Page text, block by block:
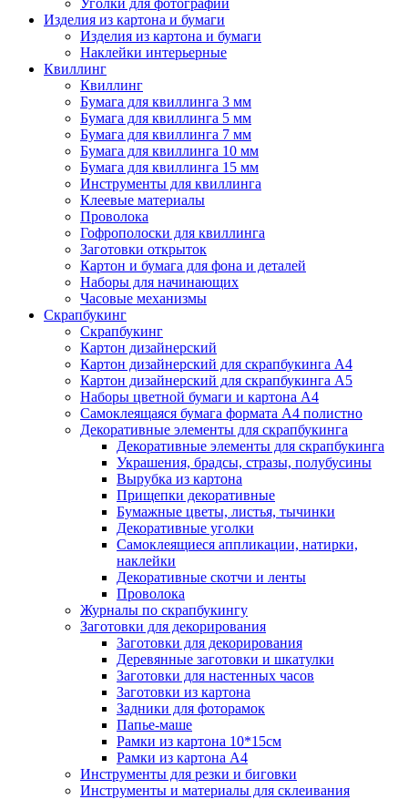
Уголки для фотографий
Изделия из картона и бумаги
Изделия из картона и бумаги
Наклейки интерьерные
Квиллинг
Квиллинг
Бумага для квиллинга 3 мм
Бумага для квиллинга 5 мм
Бумага для квиллинга 7 мм
Бумага для квиллинга 10 мм
Бумага для квиллинга 15 мм
Инструменты для квиллинга
Клеевые материалы
Проволока
Гофрополоски для квиллинга
Заготовки открыток
Картон и бумага для фона и деталей
Наборы для начинающих
Часовые механизмы
Скрапбукинг
Скрапбукинг
Картон дизайнерский
Картон дизайнерский для скрапбукинга А4
Картон дизайнерский для скрапбукинга А5
Наборы цветной бумаги и картона А4
Самоклеящаяся бумага формата А4 полистно
Декоративные элементы для скрапбукинга
Декоративные элементы для скрапбукинга
Украшения, брадсы, стразы, полубусины
Вырубка из картона
Прищепки декоративные
Бумажные цветы, листья, тычинки
Декоративные уголки
Самоклеящиеся аппликации, натирки,
наклейки
Декоративные скотчи и ленты
Проволока
Журналы по скрапбукингу
Заготовки для декорирования
Заготовки для декорирования
Деревянные заготовки и шкатулки
Заготовки для настенных часов
Заготовки из картона
Задники для фоторамок
Папье-маше
Рамки из картона 10*15см
Рамки из картона А4
Инструменты для резки и биговки
Инструменты и материалы для склеивания